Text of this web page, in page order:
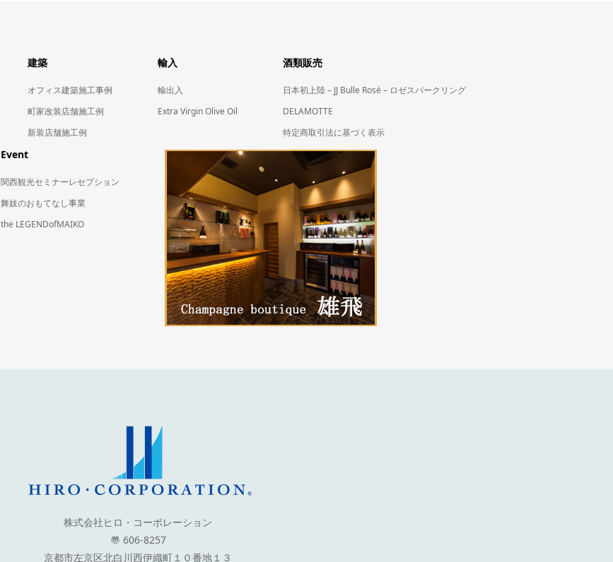
建築
オフィス建築施工事例
町家改装店舗施工例
新装店舗施工例
輸入
輸出入
Extra Virgin Olive Oil
酒類販売
日本初上陸 – JJ Bulle Rosé – ロゼスパークリング
DELAMOTTE
特定商取引法に基づく表示
Event
関西観光セミナーレセプション
舞妓のおもてなし事業
the LEGENDofMAIKO
株式会社ヒロ・コーポレーション
〠 606-8257
京都市左京区北白川西伊織町１０番地１３